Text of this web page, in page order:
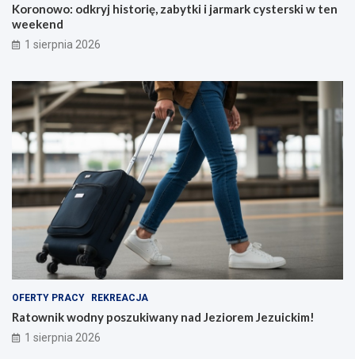
Koronowo: odkryj historię, zabytki i jarmark cysterski w ten
weekend
1 sierpnia 2026
OFERTY PRACY REKREACJA
Ratownik wodny poszukiwany nad Jeziorem Jezuickim!
1 sierpnia 2026